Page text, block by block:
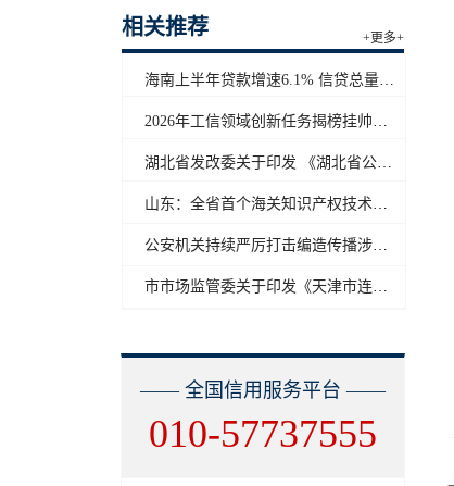
相关推荐 +更多+
海南上半年贷款增速6.1% 信贷总量保持合理平稳增长
2026年工信领域创新任务揭榜挂帅工作启动
湖北省发改委关于印发 《湖北省公共信用信息目录（2026年版）》的通知
山东：全省首个海关知识产权技术调查官制度落地济南自贸片区
公安机关持续严厉打击编造传播涉汛涉灾网络谣言
市市场监管委关于印发《天津市连锁企业食品经营许可“先证后核”信用承诺审批实施办法》的通知
—— 全国信用服务平台 ——
010-57737555